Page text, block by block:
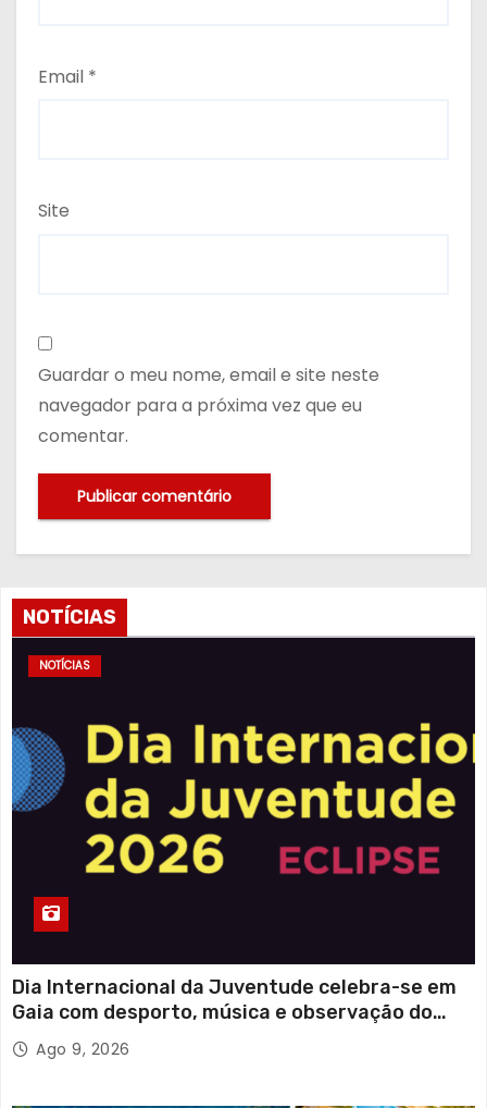
Email *
Site
Guardar o meu nome, email e site neste
navegador para a próxima vez que eu
comentar.
NOTÍCIAS
NOTÍCIAS
Dia Internacional da Juventude celebra-se em
Gaia com desporto, música e observação do
eclipse solar
Ago 9, 2026